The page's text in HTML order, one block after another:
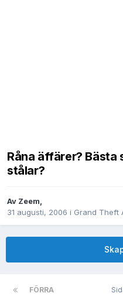
Råna äffärer?
stålar?
Av Zeem,
31 augusti, 2006 i Grand Theft
FÖRRA